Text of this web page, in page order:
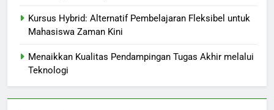
Kursus Hybrid: Alternatif Pembelajaran Fleksibel untuk
Mahasiswa Zaman Kini
Menaikkan Kualitas Pendampingan Tugas Akhir melalui
Teknologi